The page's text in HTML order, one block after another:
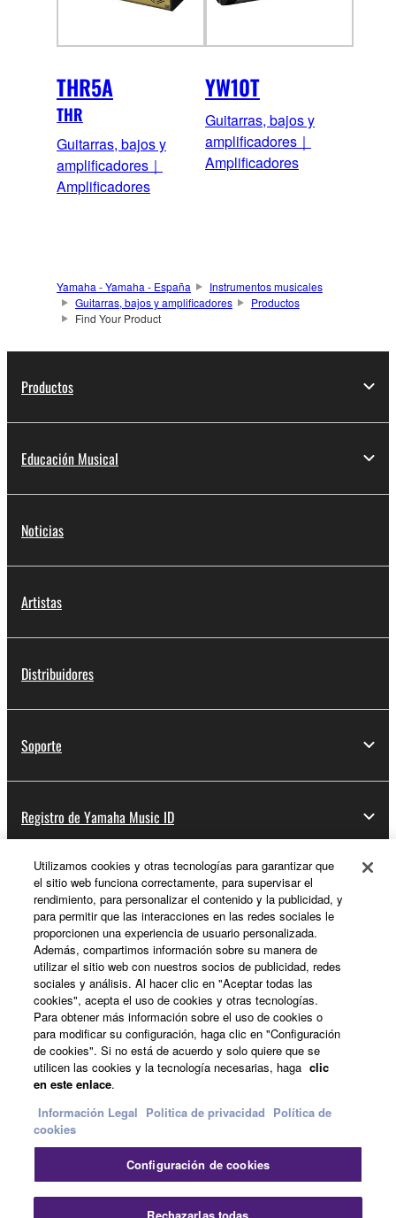
THR5A
THR
Guitarras, bajos y
amplificadores｜
Amplificadores
YW10T
Guitarras, bajos y
amplificadores｜
Amplificadores
Yamaha - Yamaha - España
Instrumentos musicales
Guitarras, bajos y amplificadores
Productos
Find Your Product
Productos
Educación Musical
Noticias
Artistas
Distribuidores
Soporte
Registro de Yamaha Music ID
Acerca de Yamaha
España - Spanish
Empresa
Contacte con nosotrosTerminos de uso
Politica de privacidadPolítica de cookies
Información Legal
Utilizamos cookies y otras tecnologías para garantizar que
el sitio web funciona correctamente, para supervisar el
rendimiento, para personalizar el contenido y la publicidad, y
para permitir que las interacciones en las redes sociales le
proporcionen una experiencia de usuario personalizada.
Además, compartimos información sobre su manera de
utilizar el sitio web con nuestros socios de publicidad, redes
sociales y análisis. Al hacer clic en "Aceptar todas las
cookies", acepta el uso de cookies y otras tecnologías.
Para obtener más información sobre el uso de cookies o
para modificar su configuración, haga clic en "Configuración
de cookies". Si no está de acuerdo y solo quiere que se
utilicen las cookies y la tecnología necesarias, haga clic
en este enlace.
Información Legal Politica de privacidad Política de
cookies
Configuración de cookies